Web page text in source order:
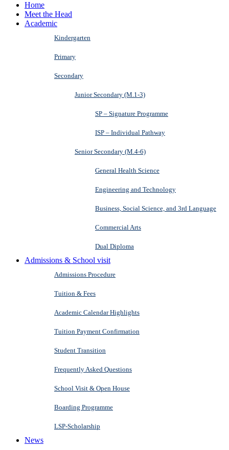
Home
Meet the Head
Academic
Kindergarten
Primary
Secondary
Junior Secondary (M.1-3)
SP – Signature Programme
ISP – Individual Pathway
Senior Secondary (M.4-6)
General Health Science
Engineering and Technology
Business, Social Science, and 3rd Language
Commercial Arts
Dual Diploma
Admissions & School visit
Admissions Procedure
Tuition & Fees
Academic Calendar Highlights
Tuition Payment Confirmation
Student Transition
Frequently Asked Questions
School Visit & Open House
Boarding Programme
LSP-Scholarship
News